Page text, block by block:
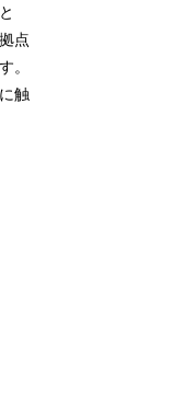
点
。
触